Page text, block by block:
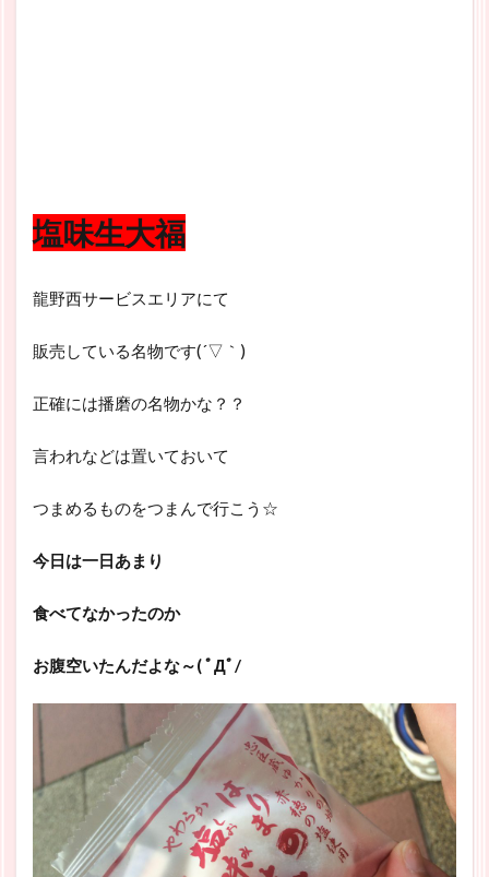
塩味生大福
龍野西サービスエリアにて
販売している名物です(´▽｀)
正確には播磨の名物かな？？
言われなどは置いておいて
つまめるものをつまんで行こう☆
今日は一日あまり
食べてなかったのか
お腹空いたんだよな～( ﾟДﾟ/